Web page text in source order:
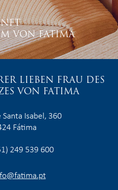
VON FATIMA
LIEBEN FRAU DES
VON FATIMA
Santa Isabel, 360
Fátima
249 539 600